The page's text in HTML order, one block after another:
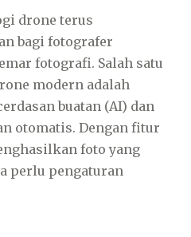
drone terus
bagi fotografer
fotografi. Salah satu
modern adalah
buatan (AI) dan
otomatis. Dengan fitur
foto yang
perlu pengaturan